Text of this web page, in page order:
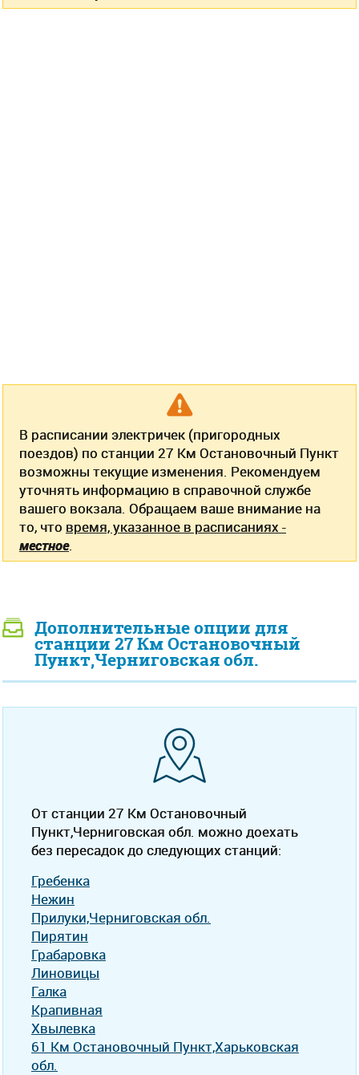
В расписании электричек (пригородных
поездов) по станции 27 Км Остановочный Пункт
возможны текущие изменения. Рекомендуем
уточнять информацию в справочной службе
вашего вокзала. Обращаем ваше внимание на
то, что время, указанное в расписаниях -
местное.
Дополнительные опции для
станции 27 Км Остановочный
Пункт,Черниговская обл.
От станции 27 Км Остановочный
Пункт,Черниговская обл. можно доехать
без пересадок до следующих станций:
Гребенка
Нежин
Прилуки,Черниговская обл.
Пирятин
Грабаровка
Линовицы
Галка
Крапивная
Хвылевка
61 Км Остановочный Пункт,Харьковская
обл.